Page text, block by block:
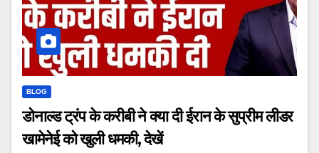
BLOG
डोनाल्ड ट्रंप के करीबी ने क्या दी ईरान के सुप्रीम लीडर
खामेनेई को खुली धमकी, देखें